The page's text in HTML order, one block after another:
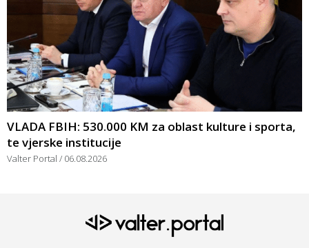
VLADA FBIH: 530.000 KM za oblast kulture i sporta,
te vjerske institucije
Valter Portal 06.08.2026